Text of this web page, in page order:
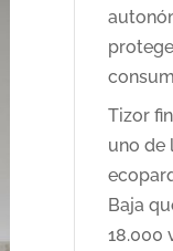
Tizor
uno de
Baja
18.000